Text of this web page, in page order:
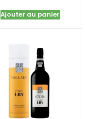
Ajouter au panier